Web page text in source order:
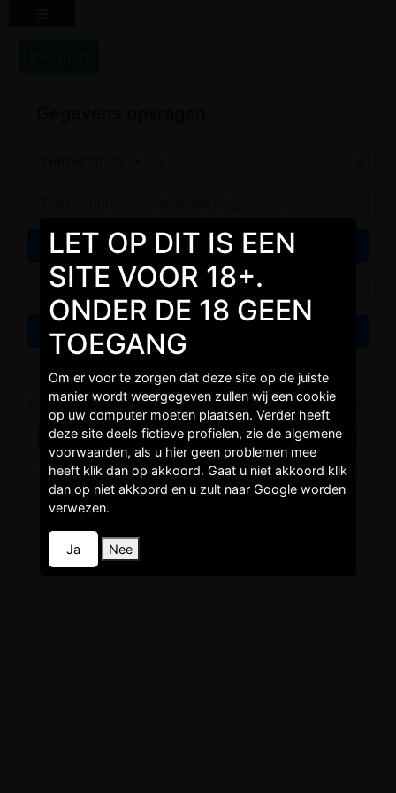
LET OP DIT IS EEN
SITE VOOR 18+.
ONDER DE 18 GEEN
TOEGANG
Om er voor te zorgen dat deze site op de juiste
manier wordt weergegeven zullen wij een cookie
op uw computer moeten plaatsen. Verder heeft
deze site deels fictieve profielen, zie de algemene
voorwaarden, als u hier geen problemen mee
heeft klik dan op akkoord. Gaat u niet akkoord klik
dan op niet akkoord en u zult naar Google worden
verwezen.
Ja Nee
Kunnen wij je van dienst zijn of heb je gewoon een vraag?
Voorwaarden Privacy Faq/Helpdesk Contact
Het gebruik van de website is voor eigen risico! Lees de voorwaarden!
Dit is een entertainment site! Het gebruik van deze site kost geld!